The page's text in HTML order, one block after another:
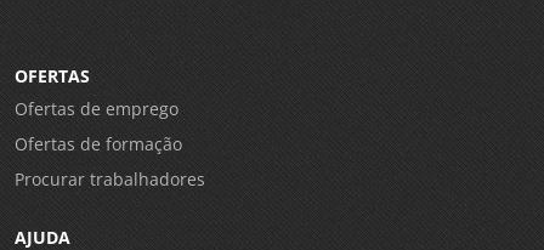
OFERTAS
Ofertas de emprego
Ofertas de formação
Procurar trabalhadores
AJUDA